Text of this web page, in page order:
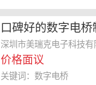
口碑好的数字电
讨，选购要点大分
深圳市美瑞克电子科技有
价格面议
关键词：数字电桥